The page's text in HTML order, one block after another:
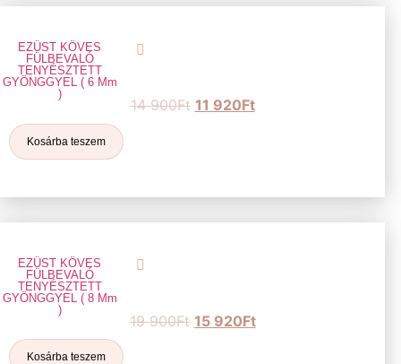
EZÜST KÖVES
FÜLBEVALÓ
TENYÉSZTETT
GYÖNGGYEL ( 6 Mm
)
14 900Ft 11 920Ft
Kosárba teszem
EZÜST KÖVES
FÜLBEVALÓ
TENYÉSZTETT
GYÖNGGYEL ( 8 Mm
)
19 900Ft 15 920Ft
Kosárba teszem